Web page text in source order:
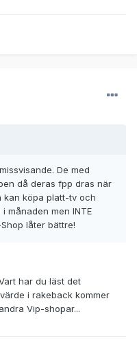
De med
då deras fpp dras när
kan köpa platt-tv och
månaden men INTE
låter bättre!
har du läst det
i rakeback kommer
Vip-shopar...